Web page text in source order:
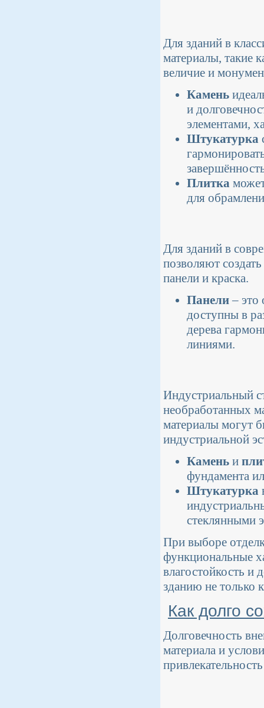
Для зданий в
материалы, такие
величие и
Камень
и
элементами,
Штукатурка
Плитка
для
Для зданий в
позволяют
панели и краска.
Панели– это
доступны в
дерева
линиями.
Индустриальный
необработанных
материалы могут
индустриальной
Камень и
фундамента
Штукатурка
стеклянными
При выборе
функциональные
влагостойкость и
зданию не только
Как долго
Долговечность
материала и